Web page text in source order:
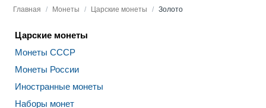
Главная / Монеты / Царские монеты / Золото
Царские монеты
Монеты СССР
Монеты России
Иностранные монеты
Наборы монет